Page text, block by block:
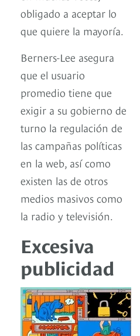
obligado a aceptar lo
que quiere la mayoría.
Berners-Lee asegura
que el usuario
promedio tiene que
exigir a su gobierno de
turno la regulación de
las campañas políticas
en la web, así como
existen las de otros
medios masivos como
la radio y televisión.
Excesiva
publicidad